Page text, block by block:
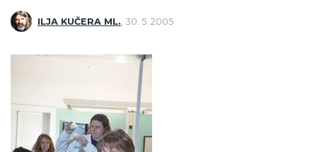
ILJA KUČERA ML. 30. 5. 2005